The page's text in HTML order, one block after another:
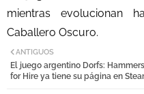
mientras evolucionan
Caballero Oscuro.
ANTIGUOS
El juego argentino Dorfs: Hammers
for Hire ya tiene su página en